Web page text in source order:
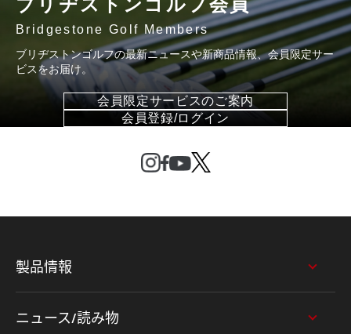
ブリヂストンゴルフ会員
Bridgestone Golf Members
ブリヂストンゴルフの最新ニュースや新商品情報、会員限定サー
ビスをお届け。
会員限定サービスのご案内
会員登録/ログイン
製品情報
ニュース/読み物